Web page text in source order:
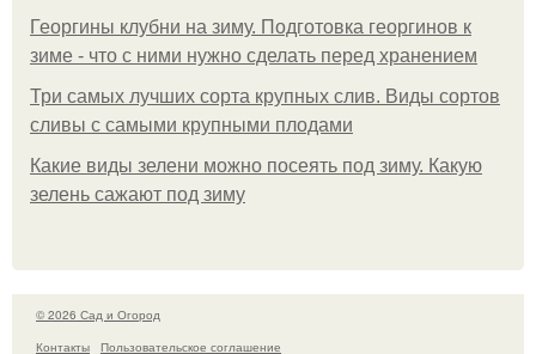
Георгины клубни на зиму. Подготовка георгинов к
зиме - что с ними нужно сделать перед хранением
Три самых лучших сорта крупных слив. Виды сортов
сливы с самыми крупными плодами
Какие виды зелени можно посеять под зиму. Какую
зелень сажают под зиму
© 2026 Сад и Огород
Контакты
Пользовательское соглашение